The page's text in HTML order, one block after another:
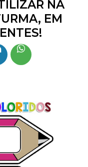
NA
EM